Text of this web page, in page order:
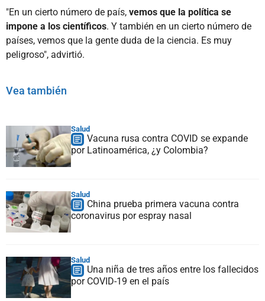
"En un cierto número de país, vemos que la política se
impone a los científicos. Y también en un cierto número de
países, vemos que la gente duda de la ciencia. Es muy
peligroso", advirtió.
Vea también
Salud
Vacuna rusa contra COVID se expande
por Latinoamérica, ¿y Colombia?
Salud
China prueba primera vacuna contra
coronavirus por espray nasal
Salud
Una niña de tres años entre los fallecidos
por COVID-19 en el país